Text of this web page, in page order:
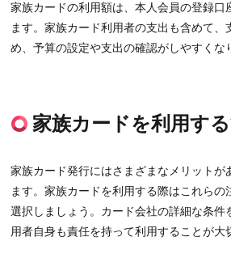
家族カードの利用額は、本人会員の登録口
ます。家族カード利用者の支出も含めて、
め、予算の設定や支出の確認がしやすくな
家族カードを利用す
家族カード発行にはさまざまなメリットが
ます。家族カードを利用する際はこれらの
選択しましょう。カード会社の詳細な条件
用者自身も責任を持って利用することが大